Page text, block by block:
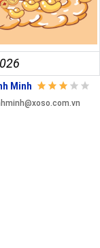
Minh